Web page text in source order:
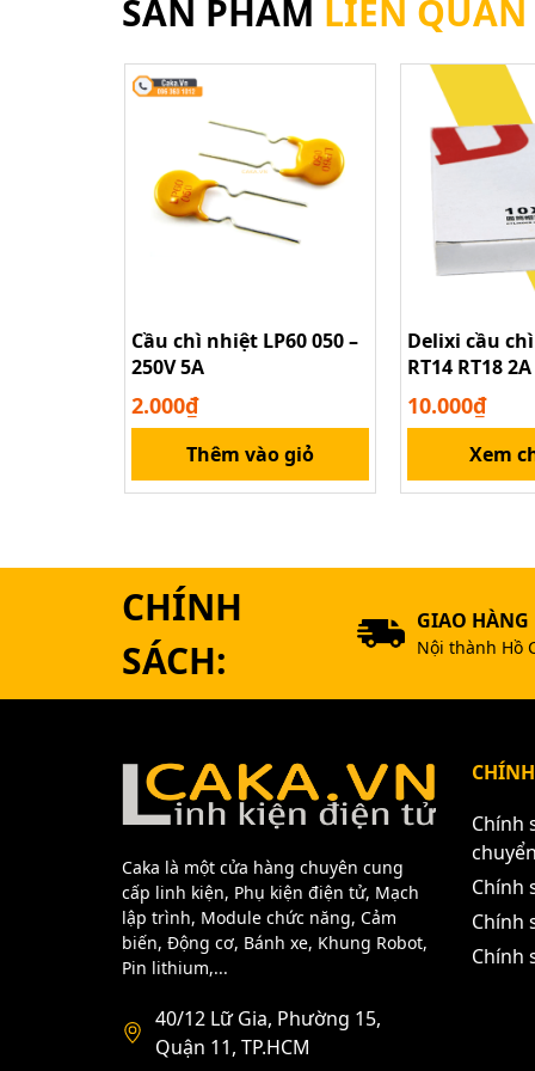
SẢN PHẨM LIÊN QUAN
Cầu chì nhiệt LP60 050 –
250V 5A
2.000₫
Thêm vào giỏ
Delixi cầu
RT14 RT18
16A 20A 32A
10.000₫
Xem
CHÍNH
SÁCH:
GIAO
Nội thành Hồ
Caka là một cửa hàng chuyên cung
cấp linh kiện, Phụ kiện điện tử, Mạch
lập trình, Module chức năng, Cảm
biến, Động cơ, Bánh xe, Khung Robot,
Pin lithium,...
40/12 Lữ Gia, Phường 15,
Quận 11, TP.HCM
Chính
Chính
Chính
Chính